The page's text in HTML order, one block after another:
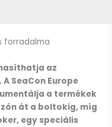
forradalma
az
SeaCon Europe
a termékek
át a boltokig, míg
egy speciális